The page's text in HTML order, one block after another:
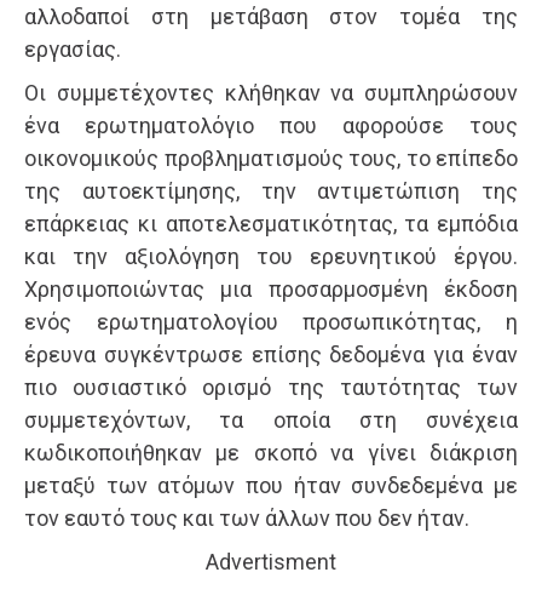
αλλοδαποί στη μετάβαση στον τομέα της
εργασίας.
Οι συμμετέχοντες κλήθηκαν να συμπληρώσουν
ένα ερωτηματολόγιο που αφορούσε τους
οικονομικούς προβληματισμούς τους, το επίπεδο
της αυτοεκτίμησης, την αντιμετώπιση της
επάρκειας κι αποτελεσματικότητας, τα εμπόδια
και την αξιολόγηση του ερευνητικού έργου.
Χρησιμοποιώντας μια προσαρμοσμένη έκδοση
ενός ερωτηματολογίου προσωπικότητας, η
έρευνα συγκέντρωσε επίσης δεδομένα για έναν
πιο ουσιαστικό ορισμό της ταυτότητας των
συμμετεχόντων, τα οποία στη συνέχεια
κωδικοποιήθηκαν με σκοπό να γίνει διάκριση
μεταξύ των ατόμων που ήταν συνδεδεμένα με
τον εαυτό τους και των άλλων που δεν ήταν.
Advertisment